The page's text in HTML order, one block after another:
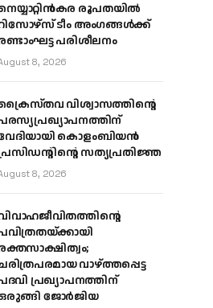
രൂപതയിൽ
ടീം അംഗങ്ങൾക്ക്
പരിശീലനം
8, 2026
വിശ്വാസത്തിന്റെ
കൊളംബിയൻ
സത്യപ്രതിജ്ഞ
8, 2026
വാഴ്ത്തപ്പെട്ട
പ്രഖ്യാപനത്തിന്
ജോര്‍ജിയ